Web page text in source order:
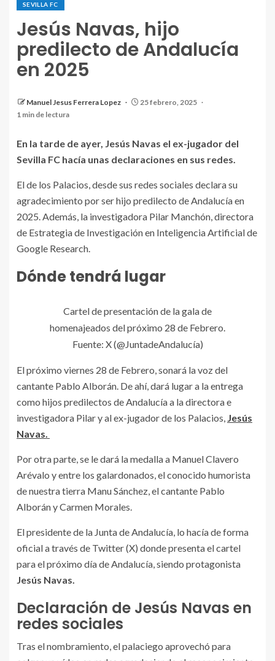
SEVILLA FC
Jesús Navas, hijo
predilecto de Andalucía
en 2025
Manuel Jesus Ferrera Lopez
25 febrero, 2025
1 min de lectura
2025. | Fuente: X (@JNavas)
En la tarde de ayer, Jesús Navas el ex-jugador del
Sevilla FC hacía unas declaraciones en sus redes.
El de los Palacios, desde sus redes sociales declara su
agradecimiento por ser hijo predilecto de Andalucía en
2025. Además, la investigadora Pilar Manchón, directora
de Estrategia de Investigación en Inteligencia Artificial de
Google Research.
Dónde tendrá lugar
Cartel de presentación de la gala de
homenajeados del próximo 28 de Febrero.
Fuente: X (@JuntadeAndalucía)
El próximo viernes 28 de Febrero, sonará la voz del
cantante Pablo Alborán. De ahí, dará lugar a la entrega
como hijos predilectos de Andalucía a la directora e
investigadora Pilar y al ex-jugador de los Palacios, Jesús
Navas.
Por otra parte, se le dará la medalla a Manuel Clavero
Arévalo y entre los galardonados, el conocido humorista
de nuestra tierra Manu Sánchez, el cantante Pablo
Alborán y Carmen Morales.
El presidente de la Junta de Andalucía, lo hacía de forma
oficial a través de Twitter (X) donde presenta el cartel
para el próximo día de Andalucía, siendo protagonista
Jesús Navas.
Declaración de Jesús Navas en
redes sociales
Tras el nombramiento, el palaciego aprovechó para